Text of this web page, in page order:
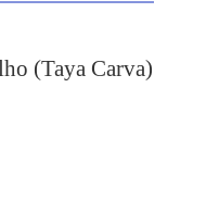
(Taya Carva)